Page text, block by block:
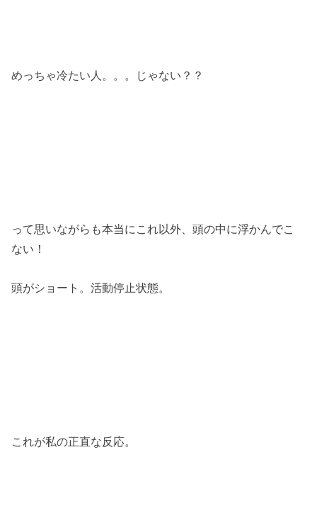
めっちゃ冷たい人。。。じゃない？？
って思いながらも本当にこれ以外、頭の中に浮かんでこ
ない！
頭がショート。活動停止状態。
これが私の正直な反応。